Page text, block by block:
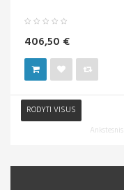
406,50 €
RODYTI VISUS
Ankstesnis